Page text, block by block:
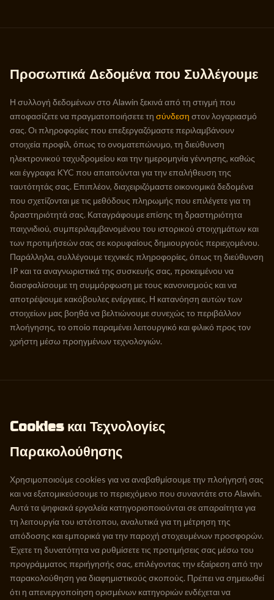
Προσωπικά Δεδομένα που Συλλέγουμε
Η συλλογή δεδομένων στο Alawin ξεκινά από τη στιγμή που
αποφασίζετε να πραγματοποιήσετε τη σύνδεση στον λογαριασμό
σας. Οι πληροφορίες που επεξεργαζόμαστε περιλαμβάνουν
στοιχεία προφίλ, όπως το ονοματεπώνυμο, τη διεύθυνση
ηλεκτρονικού ταχυδρομείου και την ημερομηνία γέννησης, καθώς
και έγγραφα KYC που απαιτούνται για την επαλήθευση της
ταυτότητάς σας. Επιπλέον, διαχειριζόμαστε οικονομικά δεδομένα
που σχετίζονται με τις μεθόδους πληρωμής που επιλέγετε για τη
δραστηριότητά σας. Καταγράφουμε επίσης τη δραστηριότητα
παιχνιδιού, συμπεριλαμβανομένου του ιστορικού στοιχημάτων και
των προτιμήσεών σας σε κορυφαίους δημιουργούς περιεχομένου.
Παράλληλα, συλλέγουμε τεχνικές πληροφορίες, όπως τη διεύθυνση
IP και τα αναγνωριστικά της συσκευής σας, προκειμένου να
διασφαλίσουμε τη συμμόρφωση με τους κανονισμούς και να
αποτρέψουμε κακόβουλες ενέργειες. Η κατανόηση αυτών των
στοιχείων μας βοηθά να βελτιώνουμε συνεχώς το περιβάλλον
πλοήγησης, το οποίο παραμένει λειτουργικό και φιλικό προς τον
χρήστη μέσω προηγμένων τεχνολογιών.
Cookies και Τεχνολογίες
Παρακολούθησης
Χρησιμοποιούμε cookies για να αναβαθμίσουμε την πλοήγησή σας
και να εξατομικεύσουμε το περιεχόμενο που συναντάτε στο Alawin.
Αυτά τα ψηφιακά εργαλεία κατηγοριοποιούνται σε απαραίτητα για
τη λειτουργία του ιστότοπου, αναλυτικά για τη μέτρηση της
απόδοσης και εμπορικά για την παροχή στοχευμένων προσφορών.
Έχετε τη δυνατότητα να ρυθμίσετε τις προτιμήσεις σας μέσω του
προγράμματος περιήγησής σας, επιλέγοντας την εξαίρεση από την
παρακολούθηση για διαφημιστικούς σκοπούς. Πρέπει να σημειωθεί
ότι η απενεργοποίηση ορισμένων κατηγοριών ενδέχεται να